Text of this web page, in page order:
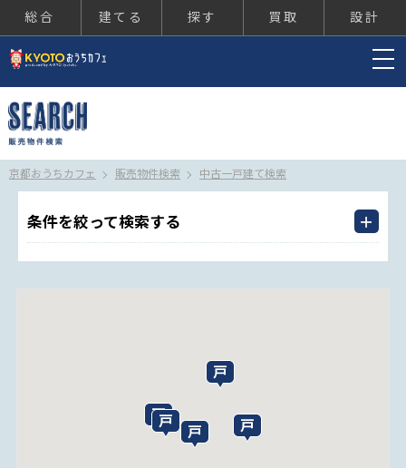
総合 建てる 探す 買取 設計
京都おうちカフェ 販売物件検索 中古一戸建て検索
条件を絞って検索する